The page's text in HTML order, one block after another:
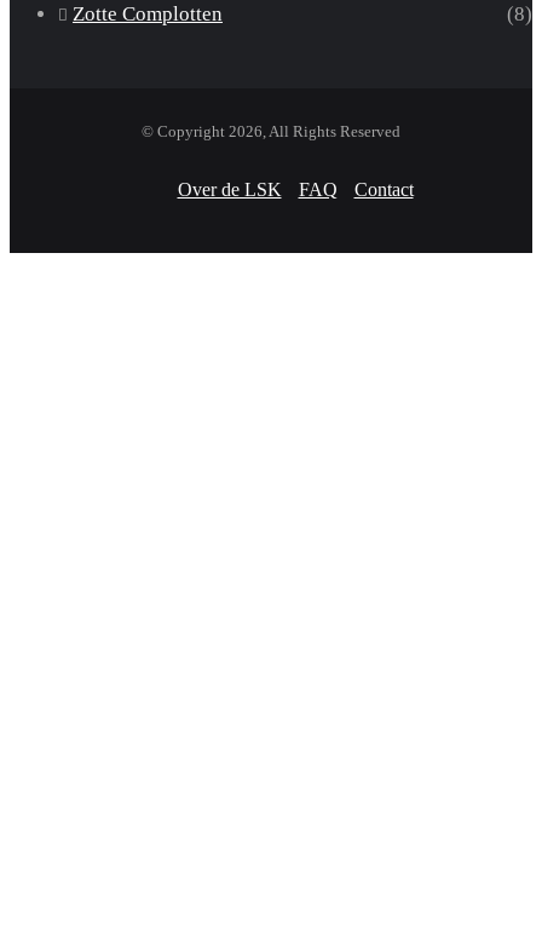
Zotte Complotten
(8)
© Copyright 2026, All Rights Reserved
Over de LSK FAQ Contact